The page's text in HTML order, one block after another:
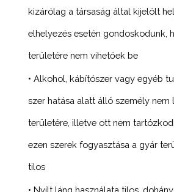
kizárólag a társaság által kijelölt
elhelyezés esetén gondoskodunk,
területére nem vihetőek be
• Alkohol, kábítószer vagy egyéb
szer hatása alatt álló személy nem
területére, illetve ott nem
ezen szerek fogyasztása a gyár
tilos
• Nyílt láng használata tilos,